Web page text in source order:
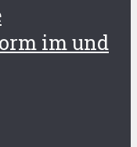
im und